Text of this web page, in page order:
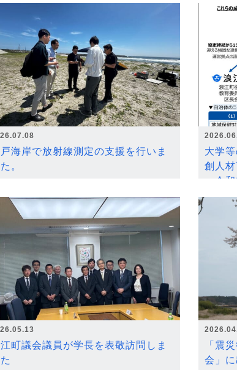
海岸で放射線測定の支援を行いま
。
大学
創人
～令
町議会議員が学長を表敬訪問しま
「震
会」